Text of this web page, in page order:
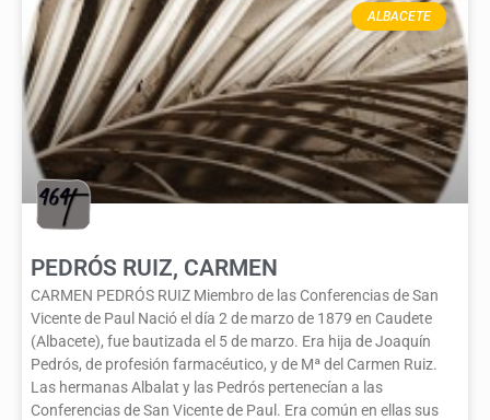
ALBACETE
PEDRÓS RUIZ, CARMEN
CARMEN PEDRÓS RUIZ Miembro de las Conferencias de San
Vicente de Paul Nació el día 2 de marzo de 1879 en Caudete
(Albacete), fue bautizada el 5 de marzo. Era hija de Joaquín
Pedrós, de profesión farmacéutico, y de Mª del Carmen Ruiz.
Las hermanas Albalat y las Pedrós pertenecían a las
Conferencias de San Vicente de Paul. Era común en ellas sus